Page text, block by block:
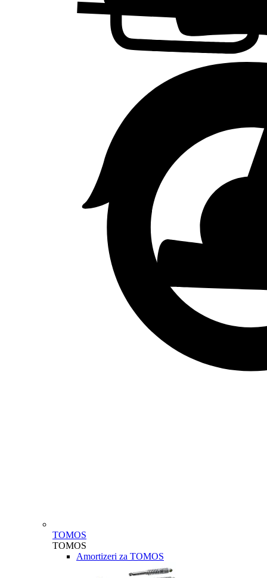
TOMOS
TOMOS
Amortizeri za TOMOS